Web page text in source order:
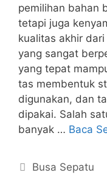
pemilihan bahan
tetapi juga
kualitas akhir
yang sangat
yang tepat
tas membentuk
digunakan, dan
dipakai. Salah
banyak … Baca
Kategori
Busa Sepatu